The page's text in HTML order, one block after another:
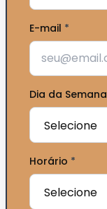
E-mail *
Dia da Semana
Horário *